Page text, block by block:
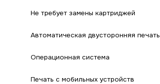
Не требует замены картриджей
Автоматическая двусторонняя печать
Операционная система
Печать с мобильных устройств